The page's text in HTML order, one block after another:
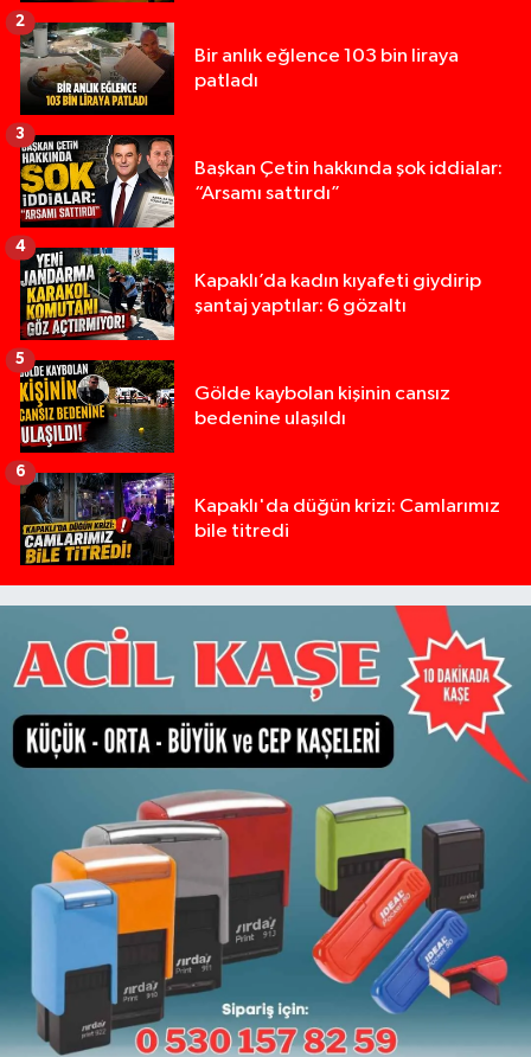
Bir anlık eğlence 103 bin liraya
patladı
2
Başkan Çetin hakkında şok iddialar:
“Arsamı sattırdı”
3
Kapaklı’da kadın kıyafeti giydirip
şantaj yaptılar: 6 gözaltı
4
Gölde kaybolan kişinin cansız
bedenine ulaşıldı
5
Kapaklı'da düğün krizi: Camlarımız
bile titredi
6